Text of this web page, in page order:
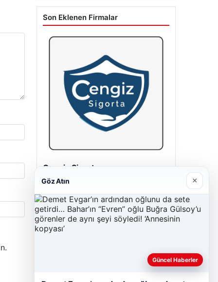
Son Eklenen Firmalar
Hastaş Beton
05/26/2026
Göz Atın ×
Güncel Haberler